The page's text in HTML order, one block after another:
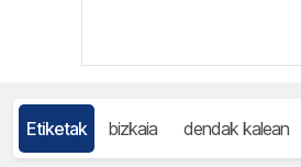
Etiketak bizkaia dendak kalean